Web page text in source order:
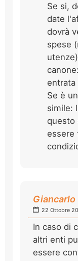
Se si,
date
dovrà
spese
entrata
Se è
simile:
questo
essere
Giancarlo
22 Ottobre
In caso di
altri enti
essere